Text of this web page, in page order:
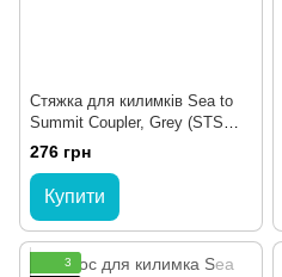
Стяжка для килимків Sea to
Summit Coupler, Grey (STS
AMCK)
276 грн
Купити
3